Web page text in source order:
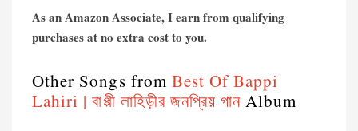
As an Amazon Associate, I earn from qualifying
purchases at no extra cost to you.
Other Songs from Best Of Bappi
Lahiri | বাপ্পী লাহিড়ীর জনপ্রিয় গান Album